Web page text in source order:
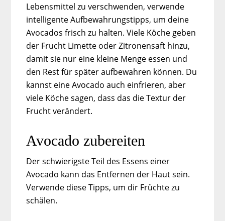
Lebensmittel zu verschwenden, verwende
intelligente Aufbewahrungstipps, um deine
Avocados frisch zu halten. Viele Köche geben
der Frucht Limette oder Zitronensaft hinzu,
damit sie nur eine kleine Menge essen und
den Rest für später aufbewahren können. Du
kannst eine Avocado auch einfrieren, aber
viele Köche sagen, dass das die Textur der
Frucht verändert.
Avocado zubereiten
Der schwierigste Teil des Essens einer
Avocado kann das Entfernen der Haut sein.
Verwende diese Tipps, um dir Früchte zu
schälen.